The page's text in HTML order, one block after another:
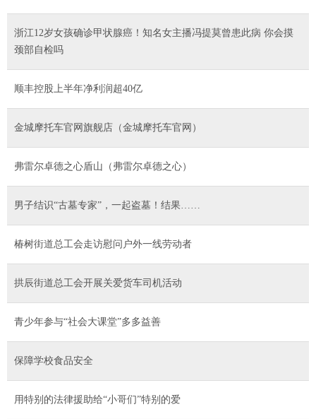
浙江12岁女孩确诊甲状腺癌！知名女主播冯提莫曾患此病 你会摸
颈部自检吗
顺丰控股上半年净利润超40亿
金城摩托车官网旗舰店（金城摩托车官网）
弗雷尔卓德之心盾山（弗雷尔卓德之心）
男子结识“古墓专家”，一起盗墓！结果……
椿树街道总工会走访慰问户外一线劳动者
拱辰街道总工会开展关爱货车司机活动
青少年参与“社会大课堂”多多益善
保障学校食品安全
用特别的法律援助给“小哥们”特别的爱